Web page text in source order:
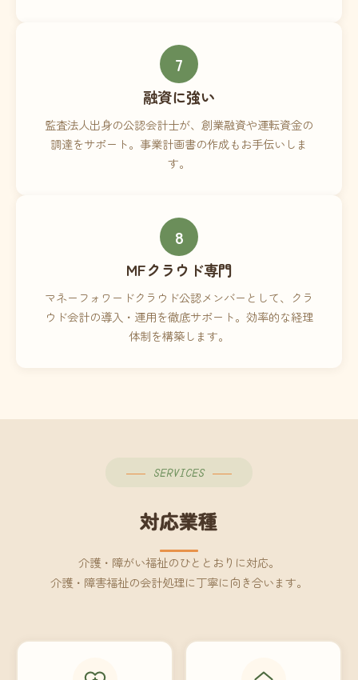
7
融資に強い
監査法人出身の公認会計士が、創業融資や運転資金の
調達をサポート。事業計画書の作成もお手伝いしま
す。
8
MFクラウド専門
マネーフォワードクラウド公認メンバーとして、クラ
ウド会計の導入・運用を徹底サポート。効率的な経理
体制を構築します。
SERVICES
対応業種
介護・障がい福祉のひととおりに対応。
介護・障害福祉の会計処理に丁寧に向き合います。